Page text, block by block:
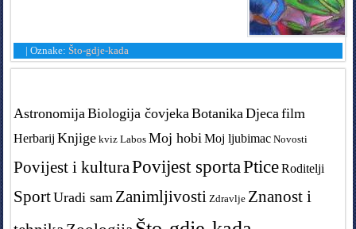
|Oznake:Što-gdje-kada
Astronomija Biologija čovjeka Botanika Djeca film
Herbarij Knjige kviz Labos Moj hobi Moj ljubimac Novosti
Povijest i kulturaPovijest sportaPtice Roditelji
SportUradi sam Zanimljivosti Zdravlje Znanost i